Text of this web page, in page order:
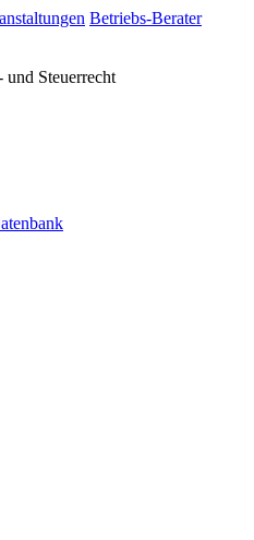
Betriebs-Berater
und Steuerrecht